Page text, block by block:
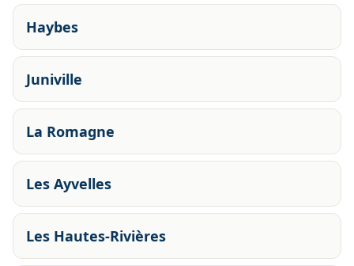
Haybes
Juniville
La Romagne
Les Ayvelles
Les Hautes-Rivières